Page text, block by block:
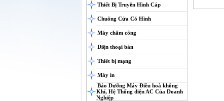
Thiết Bị Truyền Hình Cáp
Chuông Cửa Có Hình
Máy chấm công
Điện thoại bàn
Thiết bị mạng
Máy in
Bảo Dưỡng Máy Điều hoà không
Khí, Hệ Thống điện AC Của Doanh
Nghiệp